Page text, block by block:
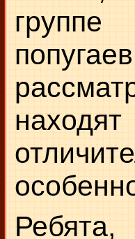
находят